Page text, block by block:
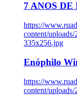
7 ANOS DE
https://
content/
335x256.jpg
Enóphilo
https://
content/